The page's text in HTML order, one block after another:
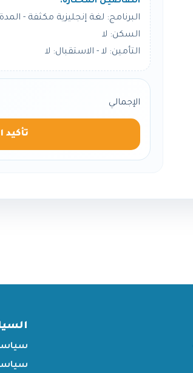
البرنامج: لغة إنجليزية مكثفة - المدة: 4
السكن: لا
التأمين: لا - الاستقبال: لا
الإجمالي
تأكيد